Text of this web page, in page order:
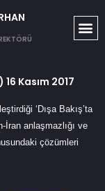
Kasım 2017
‘Dışa Bakış’ta
İran anlaşmazlığı ve
çözümleri